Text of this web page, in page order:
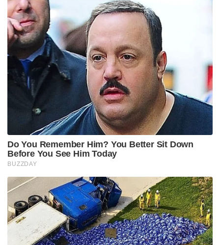
എല്ലാക്കാര്യങ്ങളും പറഞ്ഞിരുന്ന അവൾ ഈ
സുഹൃത്തിന്റെ കാര്യം പറഞ്ഞിരുന്നില്ല.
മാസങ്ങൾക്കുശേഷമാണ് ഞങ്ങളുമായി ഇക്കാര്യം
ചർച്ചചെയ്യുന്നത്. വിവാഹത്തിനു ഞങ്ങൾ
സമ്മതിക്കുകയും ചെയ്തു. എന്നാൽ അയാൾ
പിന്മാറാൻ ശ്രമിക്കുകയാണെന്നു മനസ്സിലാക്കി
മേഘയോട് ഈ ബന്ധം ഉപേക്ഷിക്കാൻ ഞങ്ങൾ
പറഞ്ഞിരുന്നു. പക്ഷേ അയാൾ ഇത്രയധികം മാനസിക
സമ്മർദത്തിൽ ആക്കിയിരുന്നെന്ന് മകൾ ഞങ്ങളോടു
പറഞ്ഞിരുന്നില്ല. മേഘയ്ക്ക് അപകടം സംഭവിച്ച അന്ന്
അയാൾ എന്നെ വിളിച്ചിരുന്നു. പക്ഷേ സംസാരിക്കാൻ
സാധിച്ചില്ല. മേഘ ഹോസ്റ്റലിലെത്തിയോ എന്നും
അയാൾ തിരക്കിയിരുന്നു. മകൾക്കു നീതി
പറഞ്ഞു.
Tags: sukanth megha